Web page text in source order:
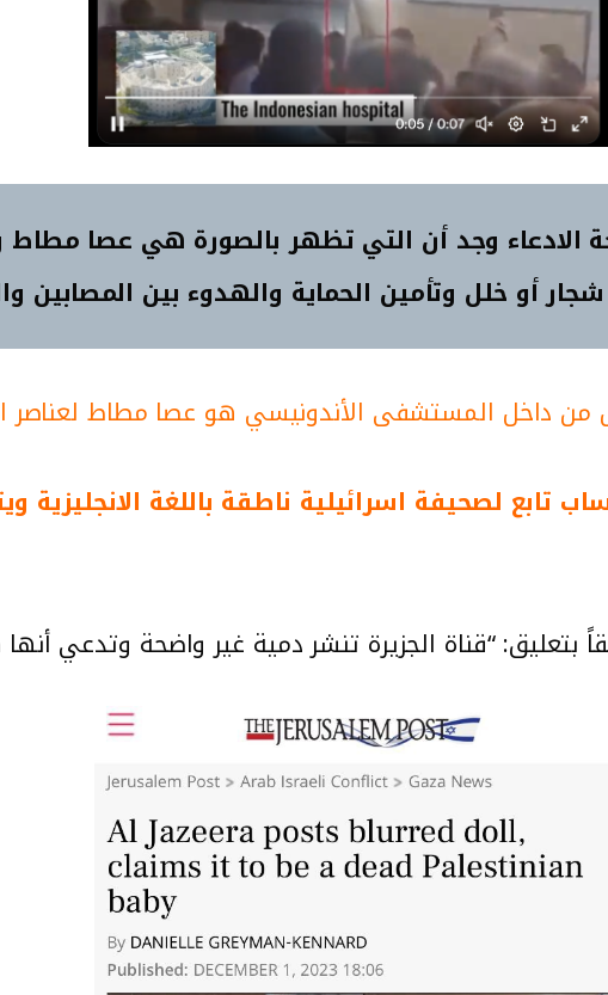
وجد أن التي تظهر بالصورة هي عصا مطاط
خلل وتأمين الحماية والهدوء بين المصابين
من داخل المستشفى الأندونيسي هو عصا مطاط لعناصر
“قناة الجزيرة تنشر دمية غير واضحة وتدعي